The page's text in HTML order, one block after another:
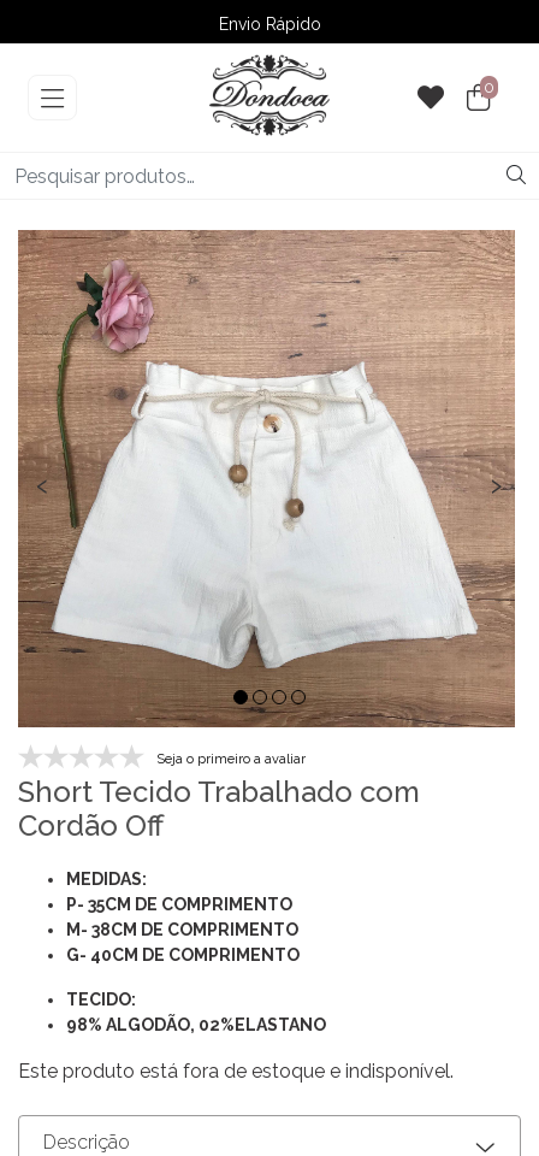
Envio Rápido
➚ Ofertas– Até 60% OFF
0
‹ ›
Seja o primeiro a avaliar
Short Tecido Trabalhado com
Cordão Off
MEDIDAS:
P- 35CM DE COMPRIMENTO
M- 38CM DE COMPRIMENTO
G- 40CM DE COMPRIMENTO
TECIDO:
98% ALGODÃO, 02%ELASTANO
Este produto está fora de estoque e indisponível.
Descrição